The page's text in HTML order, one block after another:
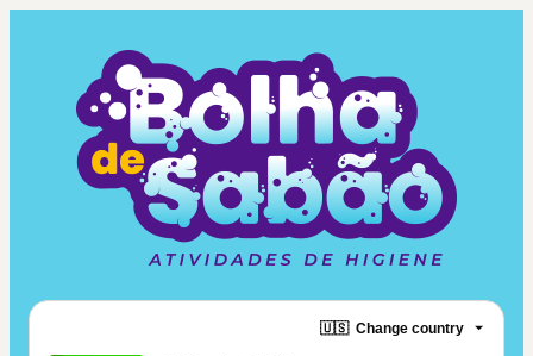
🇺🇸 Change country